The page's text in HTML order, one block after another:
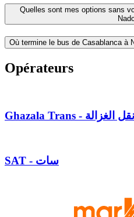
Quelles sont mes options sans
Où termine le bus de Casablanca à
Opérateurs
Ghazala Trans - نقل الغزالة
SAT - سات